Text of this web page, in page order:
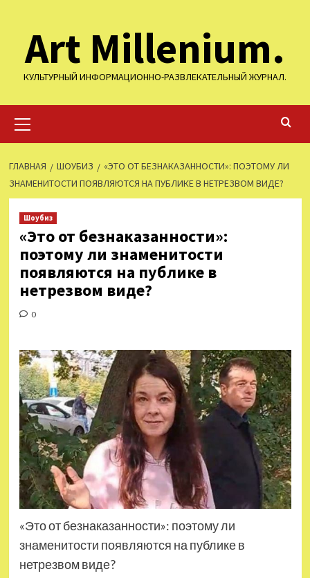
содержимому
Art Millenium.
КУЛЬТУРНЫЙ ИНФОРМАЦИОННО-РАЗВЛЕКАТЕЛЬНЫЙ ЖУРНАЛ.
меню
ГЛАВНАЯ ШОУБИЗ
«ЭТО ОТ БЕЗНАКАЗАННОСТИ»: ПОЭТОМУ ЛИ
ЗНАМЕНИТОСТИ ПОЯВЛЯЮТСЯ НА ПУБЛИКЕ В НЕТРЕЗВОМ ВИДЕ?
Шоубиз
«Это от безнаказанности»:
поэтому ли знаменитости
появляются на публике в
нетрезвом виде?
0
«Это от безнаказанности»: поэтому ли
знаменитости появляются на публике в
нетрезвом виде?